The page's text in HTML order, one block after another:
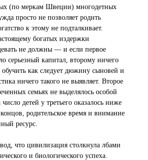
(по меркам Швеции) многодетных
просто не позволяет родить
к этому не подталкивает.
богатых издержки
не должны — и если первое
серьезный капитал, второму ничего
обучить как следует дюжину сыновей и
ничего такого не выявляет. Второе
семьях не выделялось особой
детей у третьего оказалось ниже
родительское время и внимание
ресурс.
что цивилизация столкнула лбами
и биологического успеха.